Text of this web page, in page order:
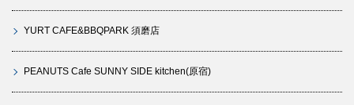
YURT CAFE&BBQPARK 須磨店
PEANUTS Cafe SUNNY SIDE kitchen(原宿)